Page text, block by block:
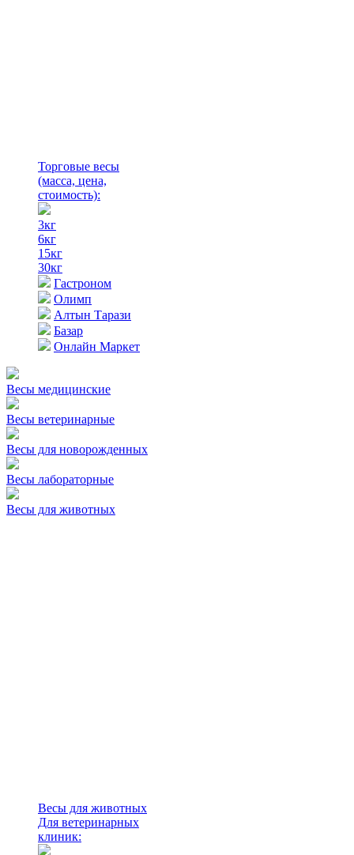
Торговые весы
(масса, цена,
стоимость):
3кг
6кг
15кг
30кг
Гастроном
Олимп
Алтын Тарази
Базар
Онлайн Маркет
Весы медицинские
Весы ветеринарные
Весы для новорожденных
Весы лабораторные
Весы для животных
Весы для животных
Для ветеринарных
клиник: